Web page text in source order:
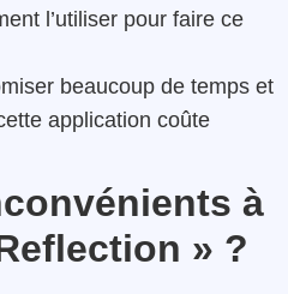
l’utiliser pour faire ce
beaucoup de temps et
application coûte
à
» ?